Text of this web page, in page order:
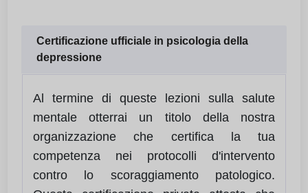
Certificazione ufficiale in psicologia della
depressione
Al termine di queste lezioni sulla salute
mentale otterrai un titolo della nostra
organizzazione che certifica la tua
competenza nei protocolli d'intervento
contro lo scoraggiamento patologico.